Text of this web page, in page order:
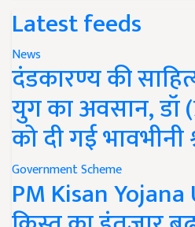
Latest feeds
News
दंडकारण्य की
युग का अवसान, डॉ
को दी गई भावभीनी
Government Scheme
PM Kisan